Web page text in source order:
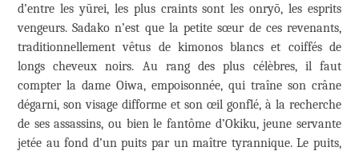
d’entre les yūrei, les plus craints sont les onryō, les esprits
vengeurs. Sadako n’est que la petite sœur de ces revenants,
traditionnellement vêtus de kimonos blancs et coiffés de
longs cheveux noirs. Au rang des plus célèbres, il faut
compter la dame Oiwa, empoisonnée, qui traîne son crâne
dégarni, son visage difforme et son œil gonflé, à la recherche
de ses assassins, ou bien le fantôme d’Okiku, jeune servante
jetée au fond d’un puits par un maître tyrannique. Le puits,